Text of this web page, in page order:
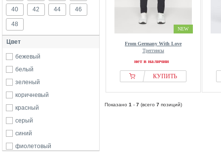
40 42 44 46
48
Цвет
бежевый
белый
зеленый
коричневый
красный
серый
синий
фиолетовый
NEW
From Germany With Love
Треггинсы
нет в наличии
КУПИТЬ
Показано 1 - 7 (всего 7 позиций)